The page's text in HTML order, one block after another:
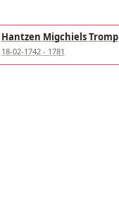
Hantzen Migchiels Tromp
18-02-1742 - 1781